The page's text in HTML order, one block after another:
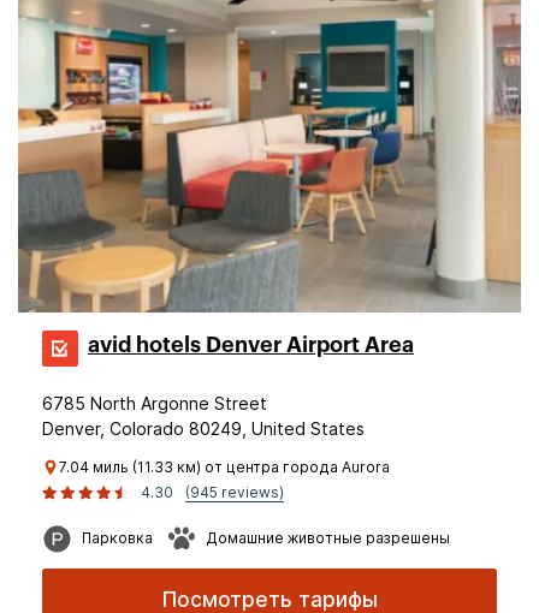
avid hotels Denver Airport Area
6785 North Argonne Street
Denver, Colorado 80249, United States
7.04 миль (11.33 км) от центра города Aurora
4.30
(945 reviews)
Парковка Домашние животные разрешены
Посмотреть тарифы